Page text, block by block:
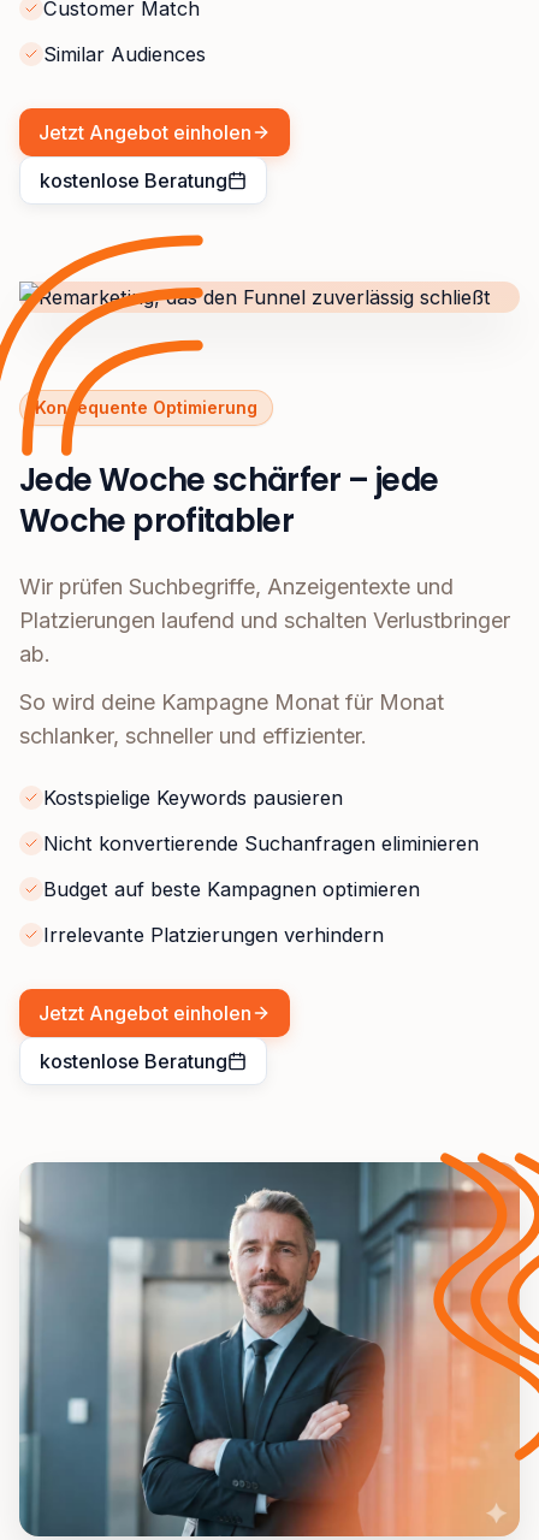
Customer Match
Similar Audiences
Jetzt Angebot einholen
kostenlose Beratung
Konsequente Optimierung
Jede Woche schärfer – jede
Woche profitabler
Wir prüfen Suchbegriffe, Anzeigentexte und
Platzierungen laufend und schalten Verlustbringer
ab.
So wird deine Kampagne Monat für Monat
schlanker, schneller und effizienter.
Kostspielige Keywords pausieren
Nicht konvertierende Suchanfragen eliminieren
Budget auf beste Kampagnen optimieren
Irrelevante Platzierungen verhindern
Jetzt Angebot einholen
kostenlose Beratung